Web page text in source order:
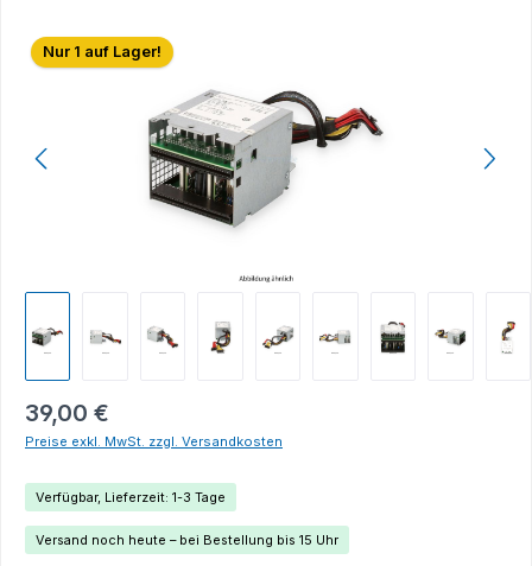
Bildergalerie überspringen
Nur 1 auf Lager!
39,00 €
Preise exkl. MwSt. zzgl. Versandkosten
Verfügbar, Lieferzeit: 1-3 Tage
Versand noch heute – bei Bestellung bis 15 Uhr